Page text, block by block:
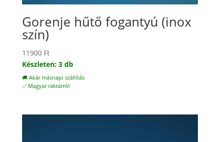
Gorenje hűtő fogantyú (inox
szín)
11900 Ft
Készleten: 3 db
🚚 Akár másnapi szállítás
✅ Magyar raktárról